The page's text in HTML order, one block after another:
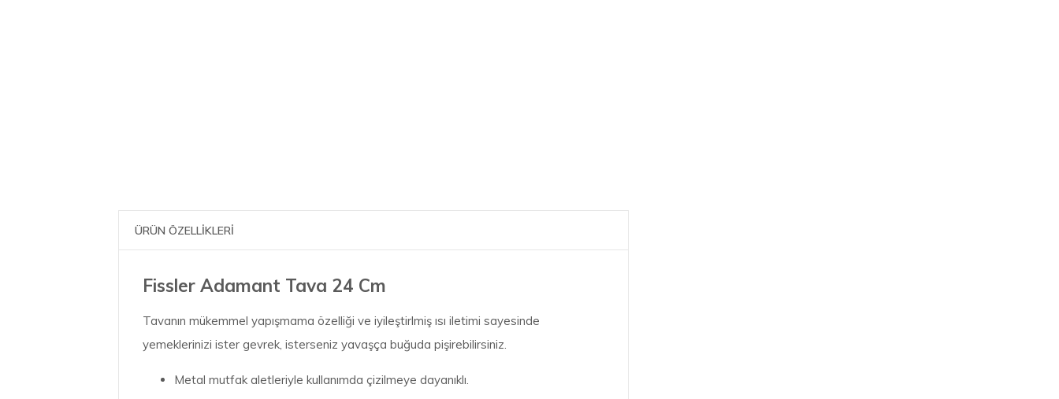
ÜRÜN ÖZELLİKLERİ
Fissler Adamant Tava 24 Cm
Tavanın mükemmel yapışmama özelliği ve iyileştirlmiş ısı iletimi sayesinde
yemeklerinizi ister gevrek, isterseniz yavaşça buğuda pişirebilirsiniz.
Metal mutfak aletleriyle kullanımda çizilmeye dayanıklı.